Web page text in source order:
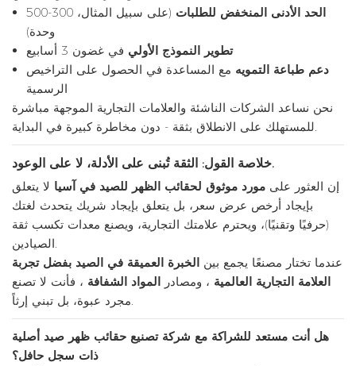
الحد الأدنى المنخفض للطلبات
(على سبيل المثال، 300-500
وحدة)
تطوير النموذج الأولي في غضون 3 أسابيع
دعم طباعة التمويه مع المساعدة في الحصول على التراخيص
الرسمية
نحن نساعد الشركات الناشئة والعلامات التجارية الموجهة مباشرة
للمستهلك على الانطلاق بثقة - دون مخاطرة كبيرة في البداية.
خلاصة القول: الثقة تُبنى على الأدلة، لا على الوعود.
إن العثور على مورد موثوق لحقائب الظهر للصيد في آسيا لا يتعلق
بإيجاد أرخص عرض سعر، بل يتعلق بإيجاد شريك يتحدث لغتك
(حرفيًا وتقنيًا)، ويحترم علامتك التجارية، ويصنع معدات تكسب ثقة
الصيادين.
عندما تختار مصنعًا يجمع بين الخبرة العميقة في الصيد بفضل تجربة
العلامة التجارية العالمية ، ومصادر المواد الشفافة ، فأنت لا تصنع
مجرد عبوة، بل تبني إرثاً.
هل أنت مستعد للشراكة مع شركة تصنيع حقائب ظهر صيد أصلية
ذات سجل حافل؟